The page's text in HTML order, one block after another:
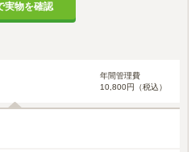
実物を確認
年間管理費
10,800円（税込）